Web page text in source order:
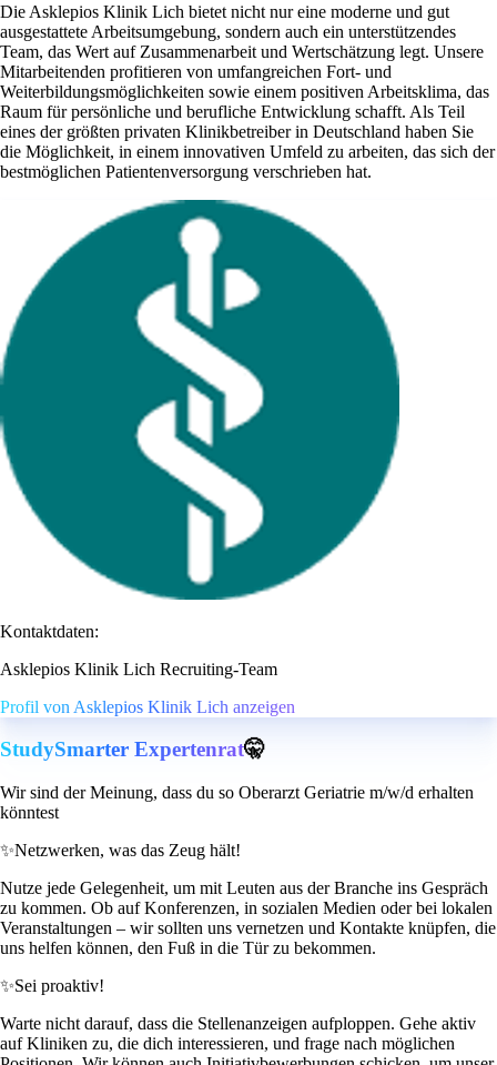
Die Asklepios Klinik Lich bietet nicht nur eine moderne und gut
ausgestattete Arbeitsumgebung, sondern auch ein unterstützendes
Team, das Wert auf Zusammenarbeit und Wertschätzung legt. Unsere
Mitarbeitenden profitieren von umfangreichen Fort- und
Weiterbildungsmöglichkeiten sowie einem positiven Arbeitsklima, das
Raum für persönliche und berufliche Entwicklung schafft. Als Teil
eines der größten privaten Klinikbetreiber in Deutschland haben Sie
die Möglichkeit, in einem innovativen Umfeld zu arbeiten, das sich der
bestmöglichen Patientenversorgung verschrieben hat.
Kontaktdaten:
Asklepios Klinik Lich Recruiting-Team
Profil von Asklepios Klinik Lich anzeigen
StudySmarter Expertenrat🤫
Wir sind der Meinung, dass du so Oberarzt Geriatrie m/w/d erhalten
könntest
✨Netzwerken, was das Zeug hält!
Nutze jede Gelegenheit, um mit Leuten aus der Branche ins Gespräch
zu kommen. Ob auf Konferenzen, in sozialen Medien oder bei lokalen
Veranstaltungen – wir sollten uns vernetzen und Kontakte knüpfen, die
uns helfen können, den Fuß in die Tür zu bekommen.
✨Sei proaktiv!
Warte nicht darauf, dass die Stellenanzeigen aufploppen. Gehe aktiv
auf Kliniken zu, die dich interessieren, und frage nach möglichen